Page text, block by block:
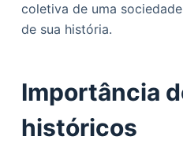
coletiva de uma
de sua história.
Importância
históricos